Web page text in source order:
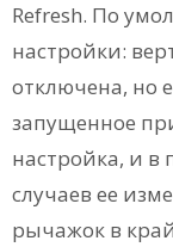
Refresh. По
настройки:
отключена, но
запущенное
настройка, и
случаев ее
рычажок в